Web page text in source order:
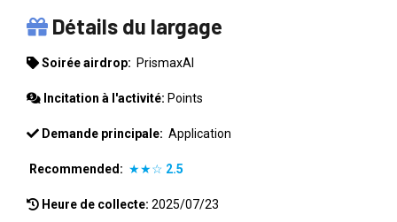
Détails du largage
Soirée airdrop: PrismaxAI
Incitation à l'activité: Points
Demande principale: Application
Recommended: ★★☆ 2.5
Heure de collecte: 2025/07/23